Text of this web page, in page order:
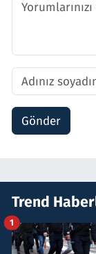
Gönder
Trend
1